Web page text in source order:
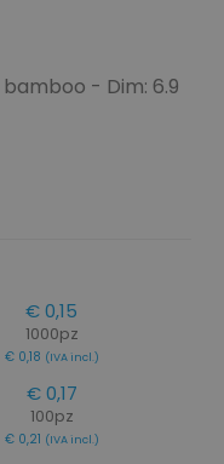
- Dim: 6.9
€ 0,15
1000pz
€ 0,18 (IVA incl.)
€ 0,17
100pz
€ 0,21 (IVA incl.)